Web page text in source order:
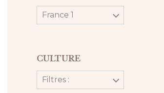
France 1
CULTURE
Filtres :